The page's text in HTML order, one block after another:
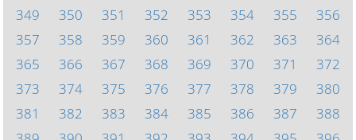
349
350 351 352 353 354 355
356
357
358 359 360 361 362 363
364
365
366 367 368 369 370 371
372
373
374 375 376 377 378 379
380
381
382 383 384 385 386 387
388